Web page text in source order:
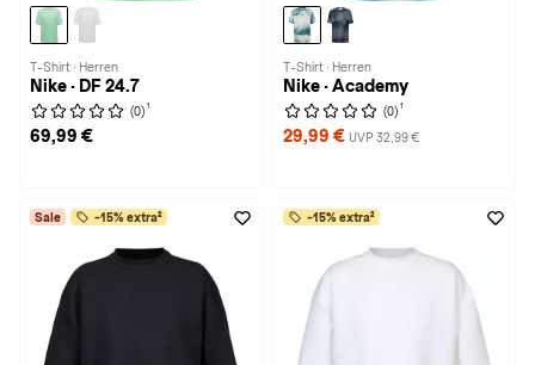
T-Shirt · Herren
Nike · DF 24.7
(0) 1
69,99 €
T-Shirt · Herren
Nike · Academy
(0) 1
29,99 € UVP 32,99 €
Sale -15% extra² -15% extra²